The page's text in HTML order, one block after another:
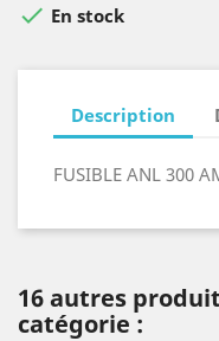
 En stock
Description
FUSIBLE ANL 300
16 autres
catégorie :